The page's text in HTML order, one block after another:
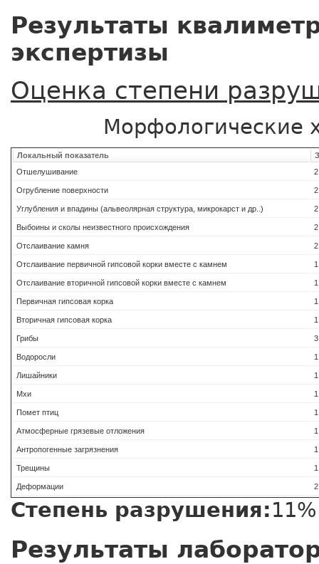
Результаты
экспертизы
Оценка степени
Морфологические
Локальный показатель
Отшелушивание
2
Огрубление поверхности 2
Углубления и впадины (альвеолярная структура, микрокарст и др..) 2
Выбоины и сколы неизвестного происхождения 2
Отслаивание камня 2
Отслаивание первичной гипсовой корки вместе с камнем 1
Отслаивание вторичной гипсовой корки вместе с камнем 1
Первичная гипсовая корка 1
Вторичная гипсовая корка 1
Грибы 3
Водоросли 1
Лишайники 1
Мхи 1
Помет птиц 1
Атмосферные грязевые отложения 1
Антропогенные загрязнения 1
Трещины 1
Деформации 2
Степень разрушения:11%
Результаты